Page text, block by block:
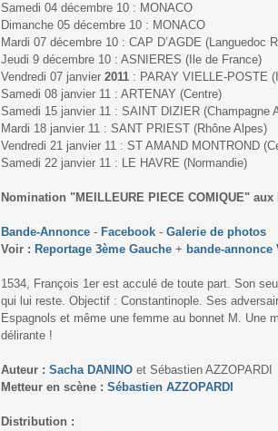
Samedi 04 décembre 10 : MONACO
Dimanche 05 décembre 10 : MONACO
Mardi 07 décembre 10 : CAP D’AGDE (Languedoc
Jeudi 9 décembre 10 : ASNIERES (Ile de France)
Vendredi 07 janvier 2011 : PARAY VIELLE-POSTE
Samedi 08 janvier 11 : ARTENAY (Centre)
Samedi 15 janvier 11 : SAINT DIZIER (Champagne
Mardi 18 janvier 11 : SANT PRIEST (Rhône Alpes)
Vendredi 21 janvier 11 : ST AMAND MONTROND
Samedi 22 janvier 11 : LE HAVRE (Normandie)
Nomination "MEILLEURE PIECE COMIQUE" aux
Bande-Annonce - Facebook - Galerie de photos
Voir : Reportage 3ème Gauche + bande-annonce
1534, François 1er est acculé de toute part. Son
qui lui reste. Objectif : Constantinople. Ses
Espagnols et même une femme au bonnet M. Une
délirante !
Auteur : Sacha DANINO et Sébastien AZZOPARDI
Metteur en scène : Sébastien AZZOPARDI
Distribution :